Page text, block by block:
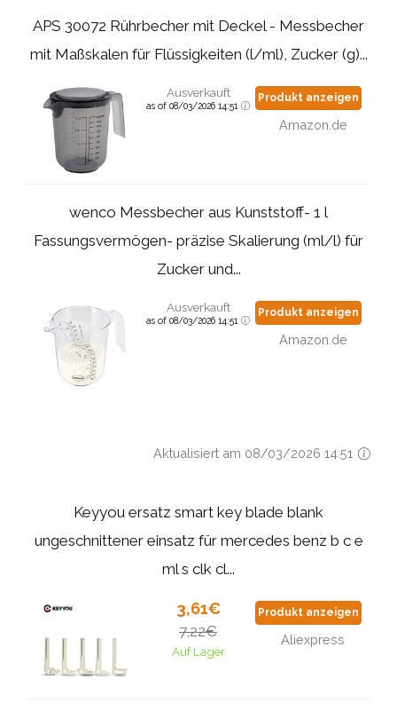
APS 30072 Rührbecher mit Deckel - Messbecher
mit Maßskalen für Flüssigkeiten (l/ml), Zucker (g)...
Ausverkauft
as of 08/03/2026 14:51
Produkt anzeigen
Amazon.de
wenco Messbecher aus Kunststoff- 1 l
Fassungsvermögen- präzise Skalierung (ml/l) für
Zucker und...
Ausverkauft
as of 08/03/2026 14:51
Produkt anzeigen
Amazon.de
Aktualisiert am 08/03/2026 14:51
Keyyou ersatz smart key blade blank
ungeschnittener einsatz für mercedes benz b c e
ml s clk cl...
3,61€
7,22€
Auf Lager
Produkt anzeigen
Aliexpress